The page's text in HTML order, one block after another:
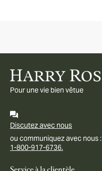
Pour une vie bien vêtue
Discutez avec nous
ou communiquez avec nous :
1-800-917-6736.